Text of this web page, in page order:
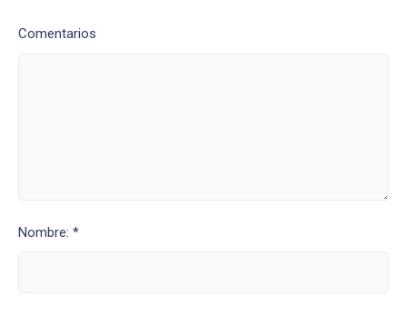
Comentarios
Nombre: *